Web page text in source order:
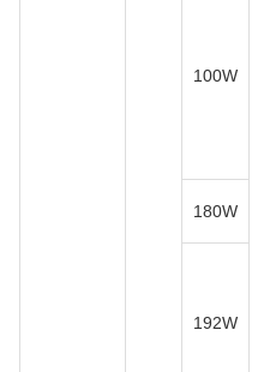
100W
180W
192W